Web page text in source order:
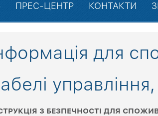
ПРЕС-ЦЕНТР КОНТАКТИ
для
З БЕЗПЕЧНОСТІ ДЛЯ